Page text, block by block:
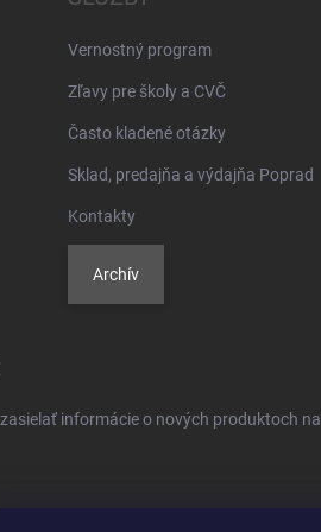
Vernostný program
Zľavy pre školy a CVČ
Často kladené otázky
Sklad, predajňa a výdajňa Poprad
Kontakty
Archív
informácie o nových produktoch na